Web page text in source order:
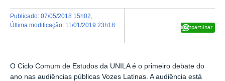
Compartilhar
publicado: 07/05/2018 15h02
última modificação: 11/01/2019 23h18
O Ciclo Comum de Estudos da UNILA é o primeiro debate do
ano nas audiências públicas Vozes Latinas. A audiência está